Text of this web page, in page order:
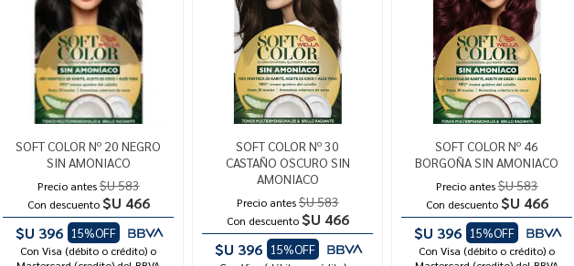
SOFT COLOR Nº 20 NEGRO
SIN AMONIACO
Precio antes$U 583
Con descuento $U 466
$U 396
15%OFF
Con Visa (débito o crédito) o
SOFT COLOR Nº 30
CASTAÑO OSCURO SIN
AMONIACO
Precio antes$U 583
Con descuento $U 466
$U 396
15%OFF
SOFT COLOR Nº 46
BORGOÑA SIN AMONIACO
Precio antes$U 583
Con descuento $U 466
$U 396
15%OFF
Con Visa (débito o crédito) o